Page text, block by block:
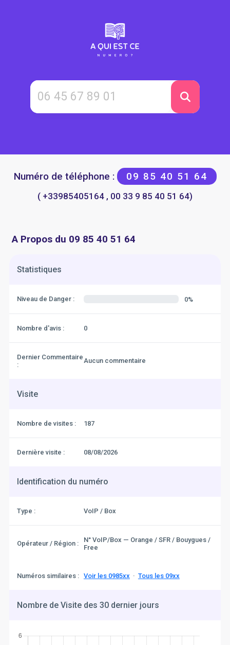
Numéro de téléphone : 09 85 40 51 64
( +33985405164 , 00 33 9 85 40 51 64)
A Propos du 09 85 40 51 64
Statistiques
Niveau de Danger : 0%
Nombre d'avis : 0
Dernier Commentaire
:
Aucun commentaire
Visite
Nombre de visites : 187
Dernière visite : 08/08/2026
Identification du numéro
Type : VoIP / Box
Opérateur / Région :
N° VoIP/Box — Orange / SFR / Bouygues /
Free
Numéros similaires : Voir les 0985xx· Tous les 09xx
Nombre de Visite des 30 dernier jours